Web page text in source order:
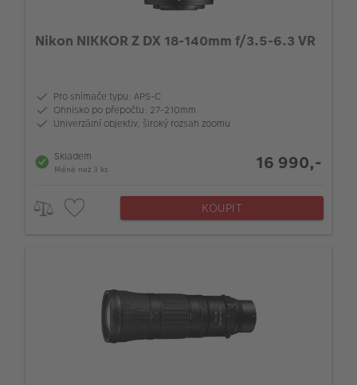
Nikon NIKKOR Z DX 18-140mm f/3.5-6.3 VR
Pro snímače typu: APS-C
Ohnisko po přepočtu: 27-210mm
Univerzální objektiv, široký rozsah zoomu
Skladem
Méně než 3 ks 16 990,-
KOUPIT